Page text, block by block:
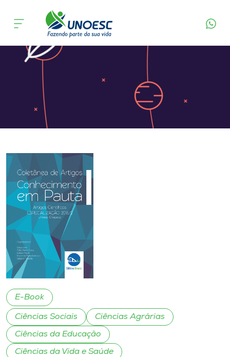
Cursos
Onde estamos
Atendimento ao Estudante
Unoesc
Internacionalização
I.nova
Cultura
CPA
E-Book
Ciências Sociais Ciências Agrárias
Ciências da Educação
Ciências da Vida e Saúde